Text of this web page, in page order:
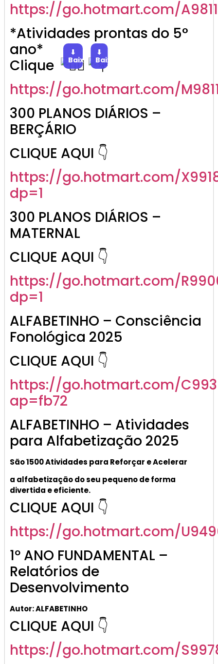
https://go.hotmart.com/
*Atividades prontas do 5°
ano*
Clique
⬇
Baixar
⬇
Baixar
https://go.hotmart.com/
300 PLANOS DIÁRIOS –
BERÇÁRIO
CLIQUE AQUI 👇
https://go.hotmart.com/
dp=1
300 PLANOS DIÁRIOS –
MATERNAL
CLIQUE AQUI 👇
https://go.hotmart.com/
dp=1
ALFABETINHO – Consciência
Fonológica 2025
CLIQUE AQUI 👇
https://go.hotmart.com/
ap=fb72
ALFABETINHO – Atividades
para Alfabetização 2025
São 1500 Atividades para Reforçar e Acelerar
a alfabetizaçãodo seu pequeno de forma
divertida e eficiente.
CLIQUE AQUI 👇
https://go.hotmart.com/
1º ANO FUNDAMENTAL –
Relatórios de
Desenvolvimento
Autor: ALFABETINHO
CLIQUE AQUI 👇
https://go.hotmart.com/